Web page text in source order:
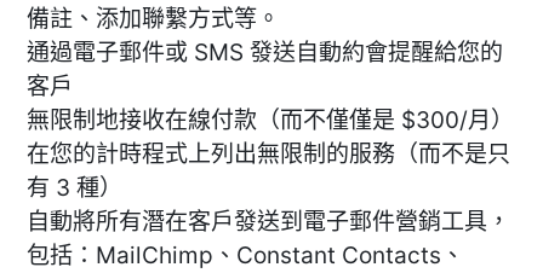
備註、添加聯繫方式等。
通過電子郵件或 SMS 發送自動約會提醒給您的
客戶
無限制地接收在線付款（而不僅僅是 $300/月）
在您的計時程式上列出無限制的服務（而不是只
有 3 種）
自動將所有潛在客戶發送到電子郵件營銷工具，
包括：MailChimp、Constant Contacts、